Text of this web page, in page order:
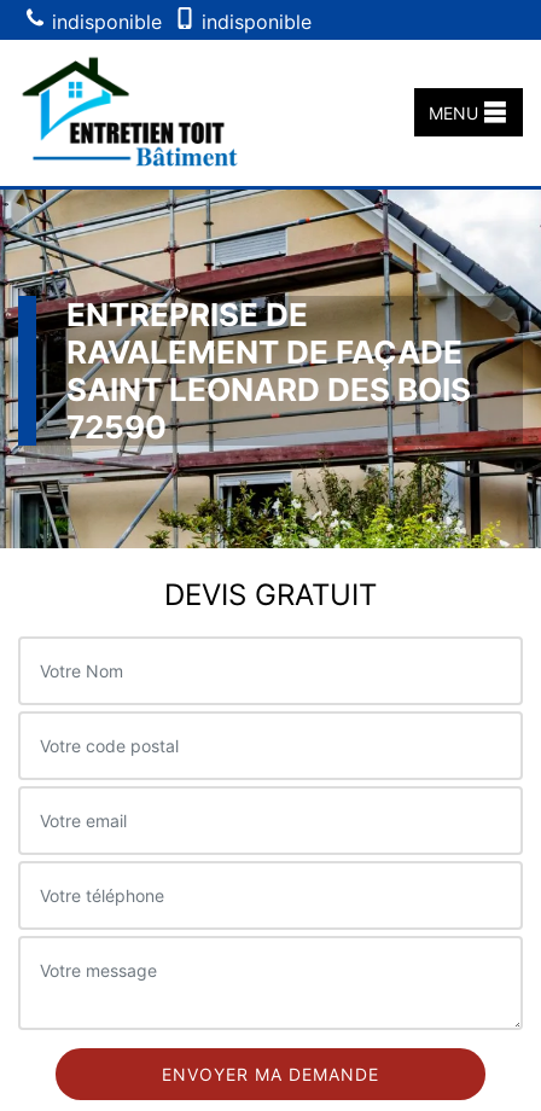
indisponible indisponible
MENU
ENTREPRISE DE
RAVALEMENT DE FAÇADE
SAINT LEONARD DES BOIS
72590
DEVIS GRATUIT